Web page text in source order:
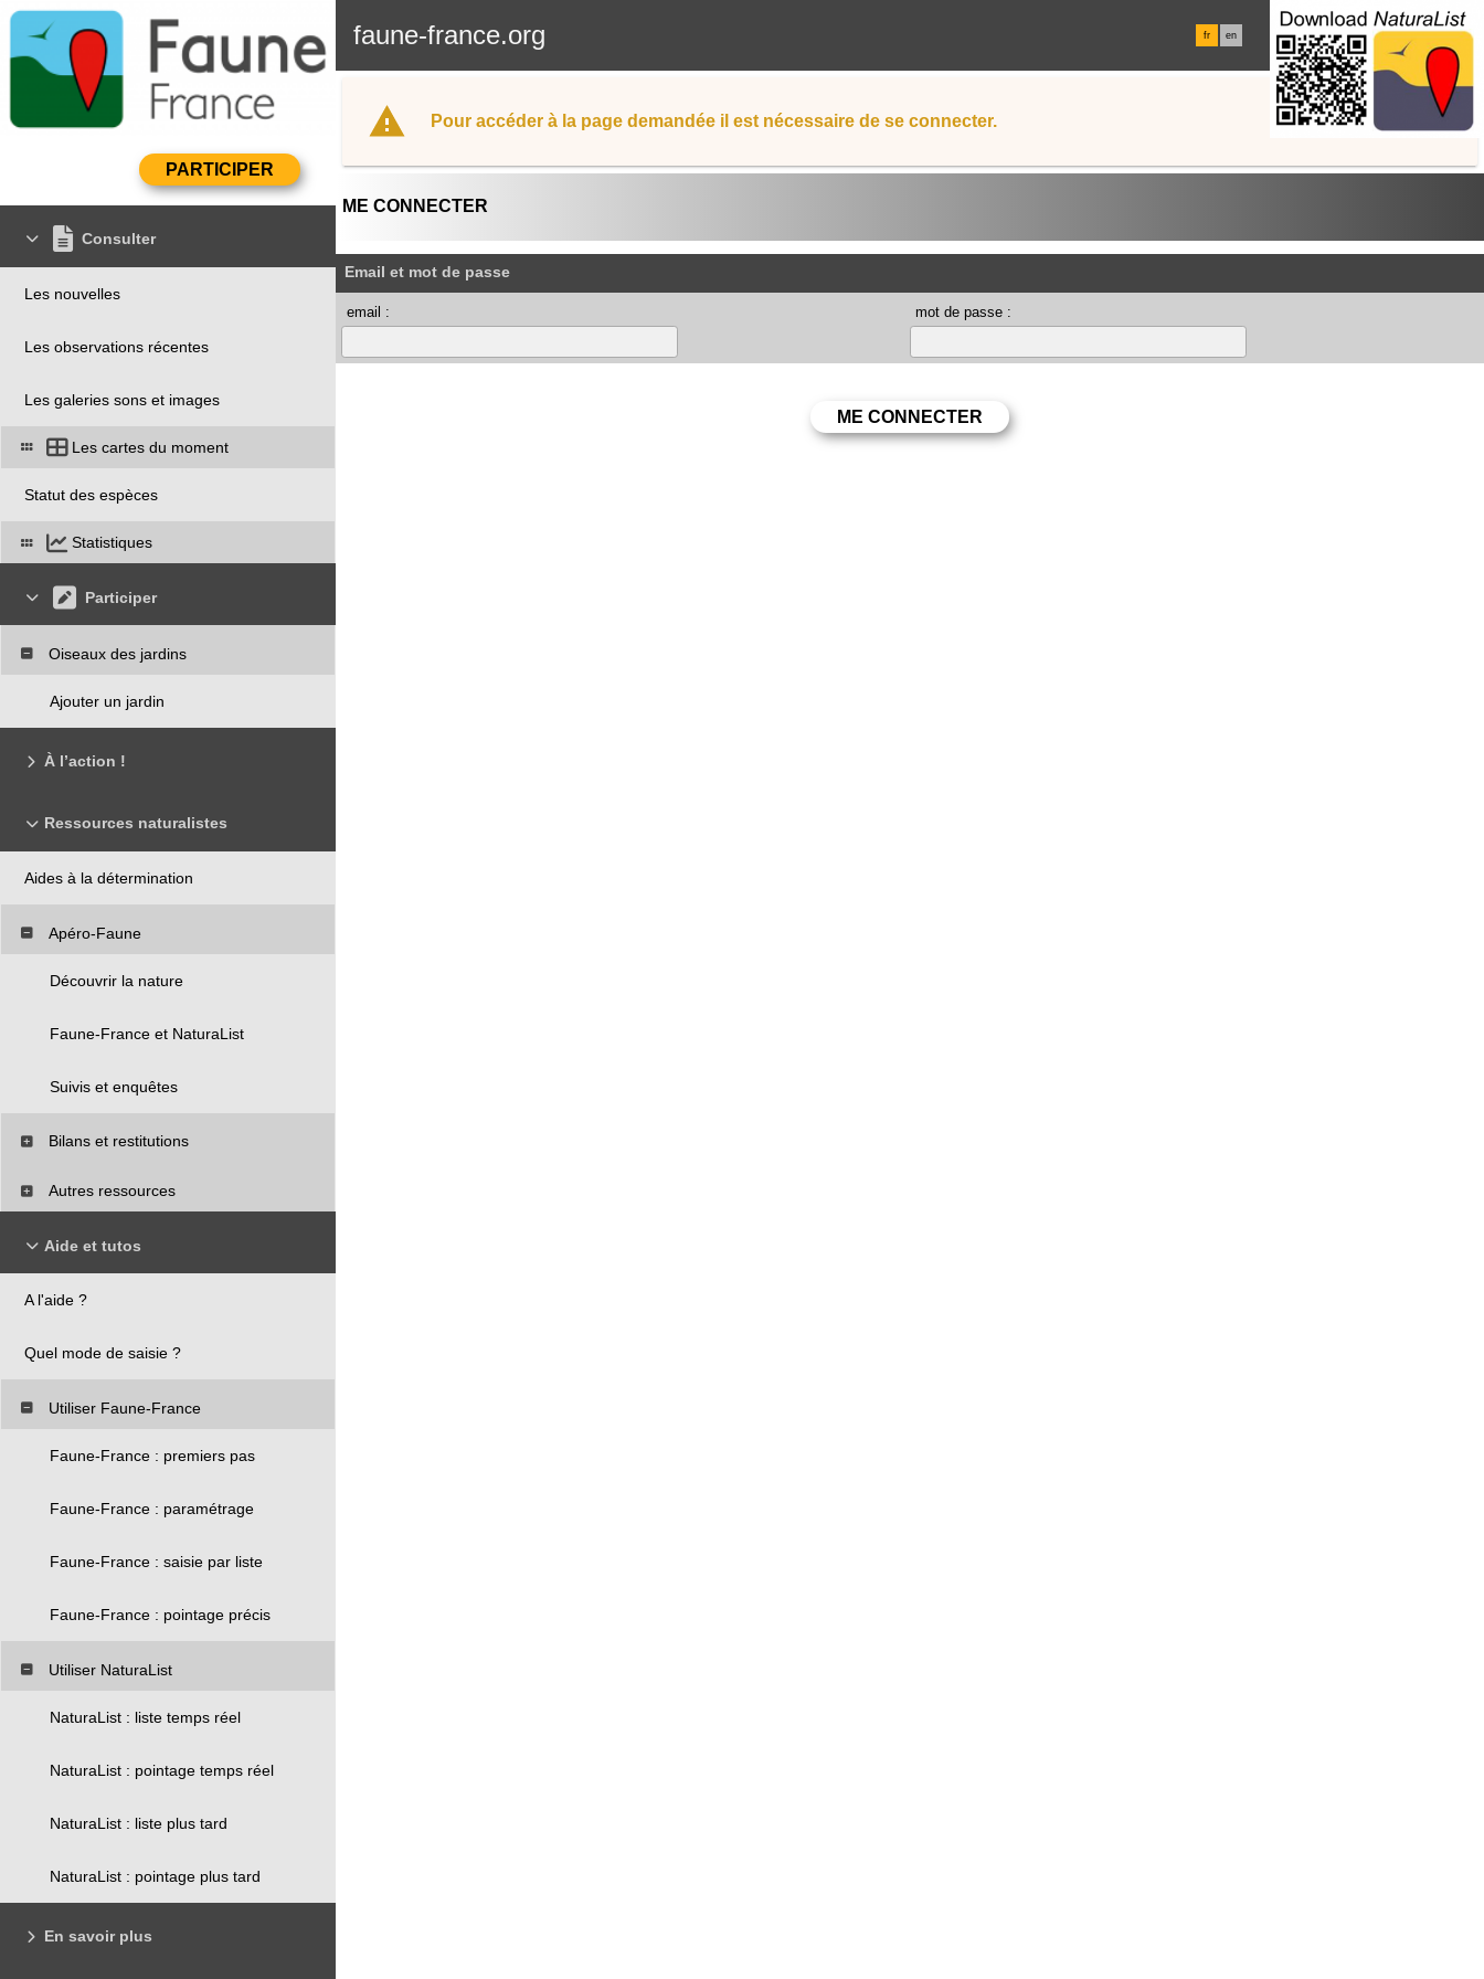
faune-france.org fr en
Consulter
Les nouvelles
Les observations récentes
Les galeries sons et images
Les cartes du moment
Statut des espèces
Statistiques
Participer
Oiseaux des jardins
Ajouter un jardin
À l’action !
Ressources naturalistes
Aides à la détermination
Apéro-Faune
Découvrir la nature
Faune-France et NaturaList
Suivis et enquêtes
Bilans et restitutions
Autres ressources
Aide et tutos
A l'aide ?
Quel mode de saisie ?
Utiliser Faune-France
Faune-France : premiers pas
Faune-France : paramétrage
Faune-France : saisie par liste
Faune-France : pointage précis
Utiliser NaturaList
NaturaList : liste temps réel
NaturaList : pointage temps réel
NaturaList : liste plus tard
NaturaList : pointage plus tard
En savoir plus
Pour accéder à la page demandée il est nécessaire de se connecter.
ME CONNECTER
Email et mot de passe
email : mot de passe :